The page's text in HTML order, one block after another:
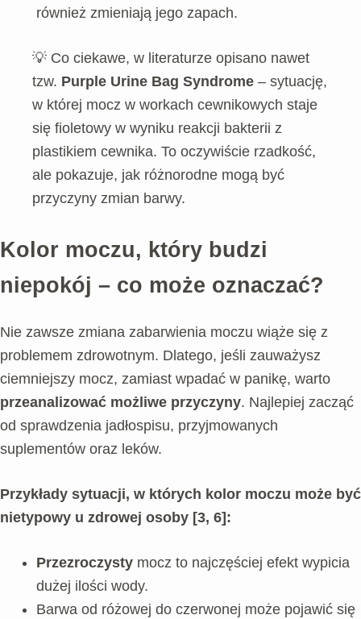
również zmieniają jego zapach.
💡 Co ciekawe, w literaturze opisano nawet
tzw. Purple Urine Bag Syndrome – sytuację,
w której mocz w workach cewnikowych staje
się fioletowy w wyniku reakcji bakterii z
plastikiem cewnika. To oczywiście rzadkość,
ale pokazuje, jak różnorodne mogą być
przyczyny zmian barwy.
Kolor moczu, który budzi
niepokój – co może oznaczać?
Nie zawsze zmiana zabarwienia moczu wiąże się z
problemem zdrowotnym. Dlatego, jeśli zauważysz
ciemniejszy mocz, zamiast wpadać w panikę, warto
przeanalizować możliwe przyczyny. Najlepiej zacząć
od sprawdzenia jadłospisu, przyjmowanych
suplementów oraz leków.
Przykłady sytuacji, w których kolor moczu może być
nietypowy u zdrowej osoby [3, 6]:
Przezroczysty mocz to najczęściej efekt wypicia
dużej ilości wody.
Barwa od różowej do czerwonej może pojawić się